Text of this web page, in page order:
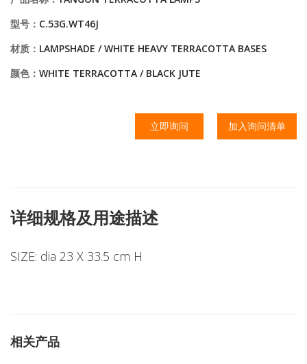
型号： C.53G.WT46J
材质： LAMPSHADE / WHITE HEAVY TERRACOTTA BASES
颜色： WHITE TERRACOTTA / BLACK JUTE
立即询问 加入询问清单
详细规格及用途描述
SIZE: dia 23 X 33.5 cm H
相关产品